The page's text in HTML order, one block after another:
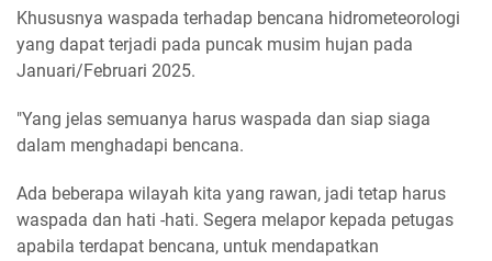
Khususnya waspada terhadap bencana hidrometeorologi
yang dapat terjadi pada puncak musim hujan pada
Januari/Februari 2025.
"Yang jelas semuanya harus waspada dan siap siaga
dalam menghadapi bencana.
Ada beberapa wilayah kita yang rawan, jadi tetap harus
waspada dan hati -hati. Segera melapor kepada petugas
apabila terdapat bencana, untuk mendapatkan